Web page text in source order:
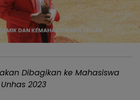
Dibagikan ke Mahasiswa
2023